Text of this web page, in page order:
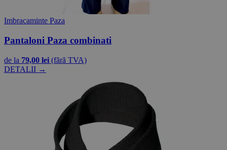
Imbracaminte Paza
Pantaloni Paza combinati
de la 79,00 lei (fără TVA)
DETALII →